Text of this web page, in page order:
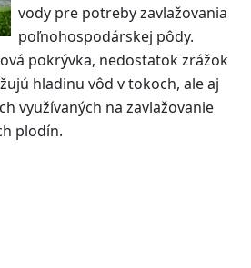
vody pre potreby zavlažovania
poľnohospodárskej pôdy.
pokrývka, nedostatok zrážok
hladinu vôd v tokoch, ale aj
využívaných na zavlažovanie
plodín.